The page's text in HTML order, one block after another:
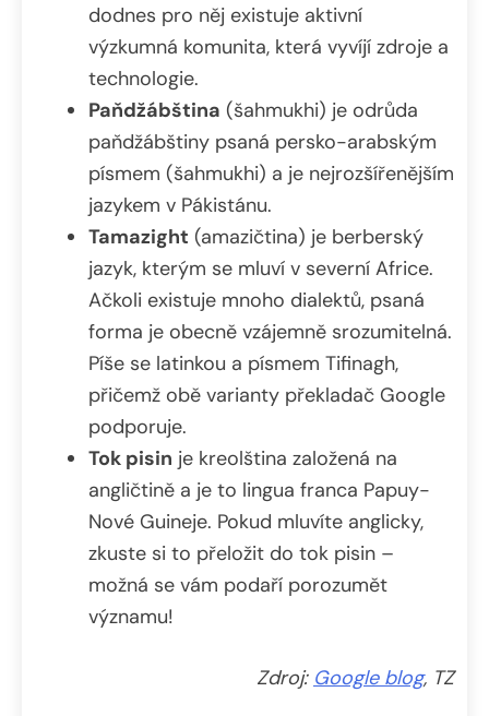
dodnes pro něj existuje aktivní
výzkumná komunita, která vyvíjí zdroje a
technologie.
Paňdžábština (šahmukhi) je odrůda
paňdžábštiny psaná persko-arabským
písmem (šahmukhi) a je nejrozšířenějším
jazykem v Pákistánu.
Tamazight (amazičtina) je berberský
jazyk, kterým se mluví v severní Africe.
Ačkoli existuje mnoho dialektů, psaná
forma je obecně vzájemně srozumitelná.
Píše se latinkou a písmem Tifinagh,
přičemž obě varianty překladač Google
podporuje.
Tok pisin je kreolština založená na
angličtině a je to lingua franca Papuy-
Nové Guineje. Pokud mluvíte anglicky,
zkuste si to přeložit do tok pisin –
možná se vám podaří porozumět
významu!
Zdroj: Google blog, TZ